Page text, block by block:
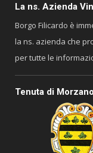
La ns. Azienda
Borgo Filicardo è
la ns. azienda che
per tutte le
Tenuta di